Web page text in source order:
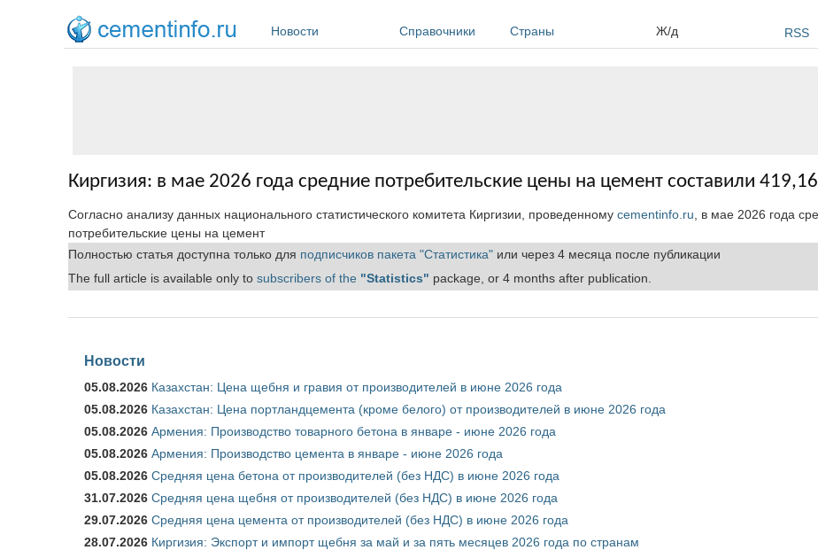
Новости
Справочники Страны Ж/д RSS
Киргизия: в мае 2026 года средние потребительские цены на цемент составили
Согласно анализу данных национального статистического комитета Киргизии, проведенному cementinfo.ru , в мае 2026 года
потребительские цены на цемент
Полностью статья доступна только для подписчиков пакета "Статистика" или через 4 месяца после публикации
The full article is available only to subscribers of the "Statistics" package, or 4 months after publication.
Новости
05.08.2026 Казахстан: Цена щебня и гравия от производителей в июне 2026 года
05.08.2026 Казахстан: Цена портландцемента (кроме белого) от производителей в июне 2026 года
05.08.2026 Армения: Производство товарного бетона в январе - июне 2026 года
05.08.2026 Армения: Производство цемента в январе - июне 2026 года
05.08.2026 Средняя цена бетона от производителей (без НДС) в июне 2026 года
31.07.2026 Средняя цена щебня от производителей (без НДС) в июне 2026 года
29.07.2026 Средняя цена цемента от производителей (без НДС) в июне 2026 года
28.07.2026 Киргизия: Экспорт и импорт щебня за май и за пять месяцев 2026 года по странам